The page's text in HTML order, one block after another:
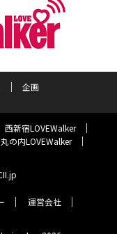
企画
西新宿LOVEWalker
丸の内LOVEWalker
運営会社